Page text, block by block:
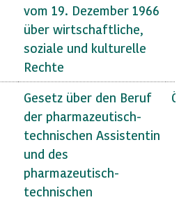
vom 19. Dezember 1966
über wirtschaftliche,
soziale und kulturelle
Rechte
Gesetz über den Beruf
der pharmazeutisch-
technischen Assistentin
und des
pharmazeutisch-
technischen